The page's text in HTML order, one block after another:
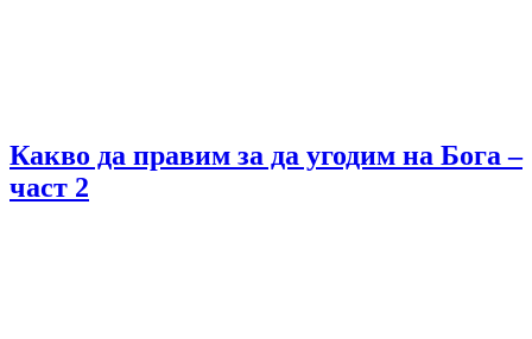
Какво да правим за да угодим на Бога –
част 2